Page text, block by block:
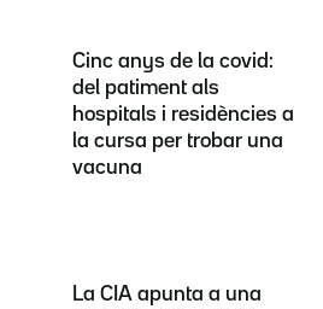
Cinc anys de la covid:
del patiment als
hospitals i residències a
la cursa per trobar una
vacuna
La CIA apunta a una